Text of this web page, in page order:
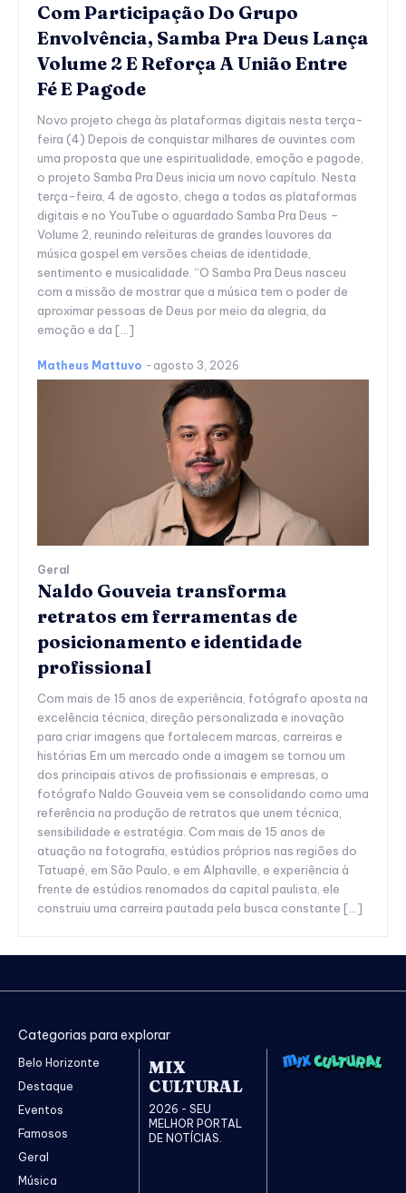
Com Participação Do Grupo
Envolvência, Samba Pra Deus Lança
Volume 2 E Reforça A União Entre
Fé E Pagode
Novo projeto chega às plataformas digitais nesta terça-
feira (4) Depois de conquistar milhares de ouvintes com
uma proposta que une espiritualidade, emoção e pagode,
o projeto Samba Pra Deus inicia um novo capítulo. Nesta
terça-feira, 4 de agosto, chega a todas as plataformas
digitais e no YouTube o aguardado Samba Pra Deus –
Volume 2, reunindo releituras de grandes louvores da
música gospel em versões cheias de identidade,
sentimento e musicalidade. “O Samba Pra Deus nasceu
com a missão de mostrar que a música tem o poder de
aproximar pessoas de Deus por meio da alegria, da
emoção e da […]
Matheus Mattuvo - agosto 3, 2026
Geral
Naldo Gouveia transforma
retratos em ferramentas de
posicionamento e identidade
profissional
Com mais de 15 anos de experiência, fotógrafo aposta na
excelência técnica, direção personalizada e inovação
para criar imagens que fortalecem marcas, carreiras e
histórias Em um mercado onde a imagem se tornou um
dos principais ativos de profissionais e empresas, o
fotógrafo Naldo Gouveia vem se consolidando como uma
referência na produção de retratos que unem técnica,
sensibilidade e estratégia. Com mais de 15 anos de
atuação na fotografia, estúdios próprios nas regiões do
Tatuapé, em São Paulo, e em Alphaville, e experiência à
frente de estúdios renomados da capital paulista, ele
construiu uma carreira pautada pela busca constante […]
Categorias para explorar
Belo Horizonte
Destaque
Eventos
Famosos
Geral
Música
MIX
CULTURAL
2026 - SEU
MELHOR PORTAL
DE NOTÍCIAS.